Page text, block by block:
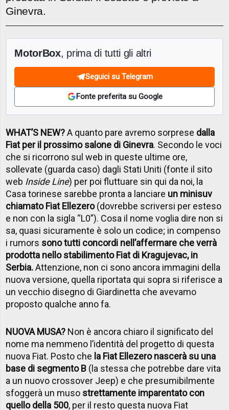
Ginevra.
MotorBox, prima di tutti gli altri
Seguici su Telegram
Fonte preferita su Google
WHAT’S NEW?A quanto pare avremo sorprese dalla
Fiat per il prossimo salone di Ginevra. Secondo le voci
che si ricorrono sul web in queste ultime ore,
sollevate (guarda caso) dagli Stati Uniti (fonte il sito
web Inside Line) per poi fluttuare sin qui da noi, la
Casa torinese sarebbe pronta a lanciare un minisuv
chiamato Fiat Ellezero(dovrebbe scriversi per esteso
e non con la sigla “L0”). Cosa il nome voglia dire non si
sa, quasi sicuramente è solo un codice; in compenso
i rumors sono tutti concordi nell’affermare che verrà
prodotta nello stabilimento Fiat di Kragujevac, in
Serbia.Attenzione, non ci sono ancora immagini della
nuova versione, quella riportata qui sopra si riferisce a
un vecchio disegno di Giardinetta che avevamo
proposto qualche anno fa.
NUOVA MUSA? Non è ancora chiaro il significato del
nome ma nemmeno l’identità del progetto di questa
nuova Fiat. Posto che la Fiat Ellezero nascerà su una
base di segmento B (la stessa che potrebbe dare vita
a un nuovo crossover Jeep) e che presumibilmente
sfoggerà un muso strettamente imparentato con
quello della 500, per il resto questa nuova Fiat